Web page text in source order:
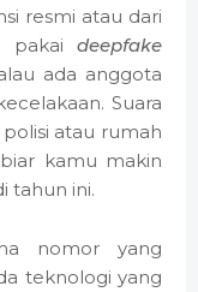
resmi atau dari
pakai deepfake
ada anggota
Suara
atau rumah
kamu makin
tahun ini.
nomor yang
teknologi yang